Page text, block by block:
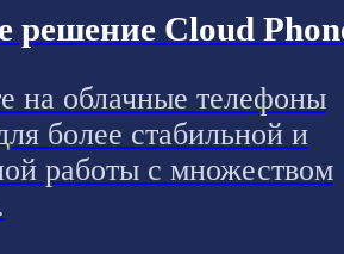
решение Cloud
на облачные телефоны
более стабильной и
работы с множеством